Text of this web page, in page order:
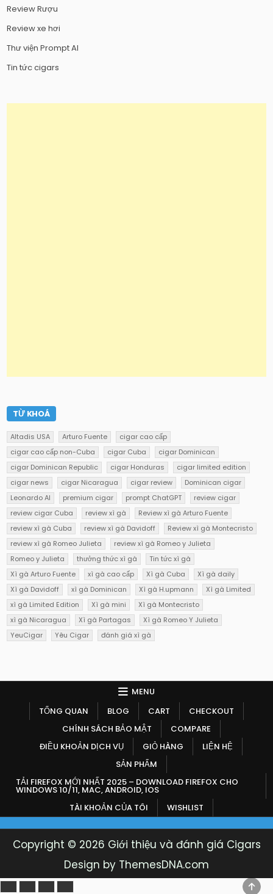
Review Rượu
Review xe hơi
Thư viện Prompt AI
Tin tức cigars
TỪ KHOÁ
Altadis USA Arturo Fuente
cigar cao cấp
cigar cao cấp non-Cuba
cigar Cuba
cigar Dominican
cigar Dominican Republic
cigar Honduras
cigar limited edition
cigar news
cigar Nicaragua cigar review
Dominican cigar
Leonardo AI
premium cigar prompt ChatGPT
review cigar
review cigar Cuba
review xì gà
Review xì gà Arturo Fuente
review xì gà Cuba
review xì gà Davidoff
Review xì gà Montecristo
review xì gà Romeo Julieta
review xì gà Romeo y Julieta
Romeo y Julieta
thưởng thức xì gà
Tin tức xì gà
Xì gà Arturo Fuente
xì gà cao cấp Xì gà Cuba
Xì gà daily
Xì gà Davidoff
xì gà Dominican Xì gà H.upmann
Xì gà Limited
xì gà Limited Edition
Xì gà mini
Xì gà Montecristo
xì gà Nicaragua
Xì gà Partagas
Xì gà Romeo Y Julieta
YeuCigar
Yêu Cigar đánh giá xì gà
MENU
TỔNG QUAN
BLOG CART
CHECKOUT
CHÍNH SÁCH BẢO MẬT
COMPARE
ĐIỀU KHOẢN DỊCH VỤ
GIỎ HÀNG
LIỆN HỆ
SẢN PHẨM
TẢI FIREFOX MỚI NHẤT 2025 – DOWNLOAD FIREFOX CHO
WINDOWS 10/11, MAC, ANDROID, IOS
TÀI KHOẢN CỦA TÔI
WISHLIST
Copyright © 2026 Giới thiệu và đánh giá Cigars
Design by ThemesDNA.com